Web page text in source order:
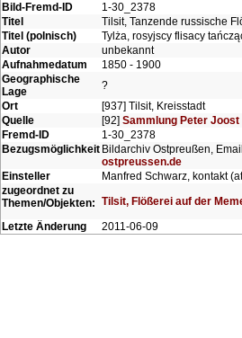
Bild-Fremd-ID
1-30_2378
Titel
Tilsit, Tanzende russische
Titel (polnisch)
Tylża, rosyjscy flisacy
Autor
unbekannt
Aufnahmedatum
1850 - 1900
Geographische
Lage
?
Ort
[937] Tilsit, Kreisstadt
Quelle
[92] Sammlung Peter Joost
Fremd-ID
1-30_2378
Bezugsmöglichkeit Bildarchiv Ostpreußen,
ostpreussen.de
Einsteller
Manfred Schwarz, kontakt
zugeordnet zu
Themen/Objekten: Tilsit, Flößerei auf der
Letzte Änderung
2011-06-09